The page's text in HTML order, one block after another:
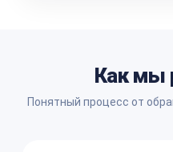
Как мы
Понятный процесс от